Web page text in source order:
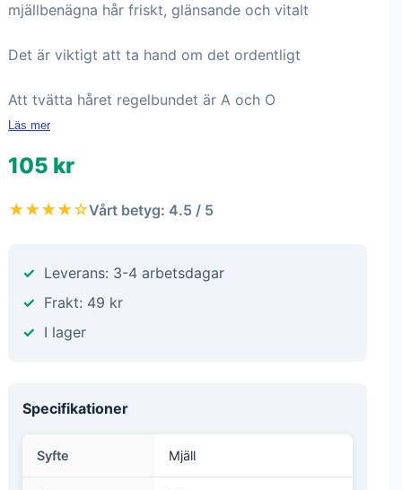
mjällbenägna hår friskt, glänsande och vitalt
Det är viktigt att ta hand om det ordentligt
Att tvätta håret regelbundet är A och O
Läs mer
105 kr
★★★★☆Vårt betyg: 4.5 / 5
Leverans: 3-4 arbetsdagar
Frakt: 49 kr
I lager
Specifikationer
Syfte Mjäll